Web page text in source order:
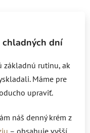
dní
základnú rutinu, ak
Máme pre
upraviť.
náš denný krém z
– obsahuje vyšší